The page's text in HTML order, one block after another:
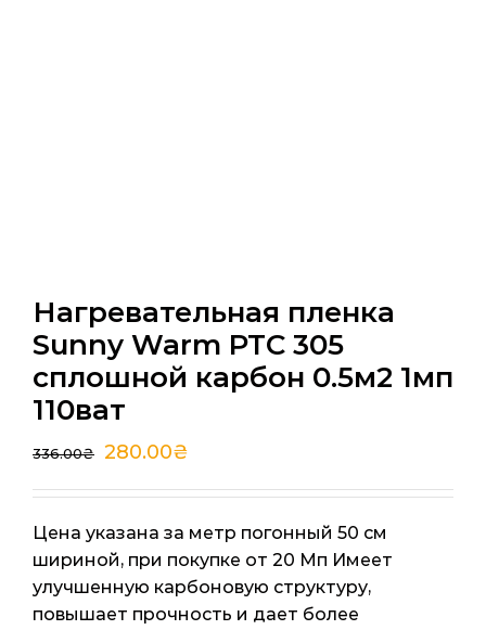
Нагревательная пленка
Sunny Warm PTC 305
сплошной карбон 0.5м2 1мп
110ват
336.00₴ 280.00₴
Цена указана за метр погонный 50 см
шириной, при покупке от 20 Мп Имеет
улучшенную карбоновую структуру,
повышает прочность и дает более